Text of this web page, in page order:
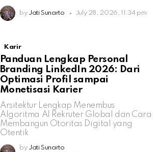
by Jati Sunarto July 28, 2026, 11:34 pm
Karir
Panduan Lengkap Personal
Branding LinkedIn 2026: Dari
Optimasi Profil sampai
Monetisasi Karier
Arsitektur Lengkap Menembus
Algoritma AI Rekruter Global dan Cara
Membangun Otoritas Digital yang
Otentik
by Jati Sunarto